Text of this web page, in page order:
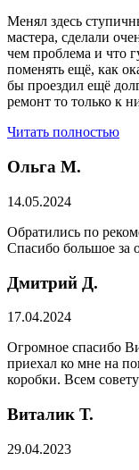
Менял здесь
мастера, сделали
чем проблема и что
поменять ещё, как
бы проездил ещё
ремонт то только к
Читать полностью
Ольга М.
14.05.2024
Обратились по
Спасибо большое за
Дмитрий Д.
17.04.2024
Огромное спасибо
приехал ко мне на
коробки. Всем
Виталик Т.
29.04.2023